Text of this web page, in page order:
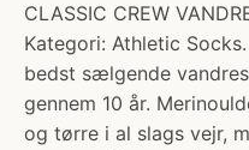
CLASSIC CREW
Kategori: Athletic
bedst sælgende
gennem 10 år.
og tørre i al slags vejr,